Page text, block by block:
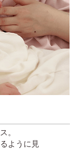
。
ように見